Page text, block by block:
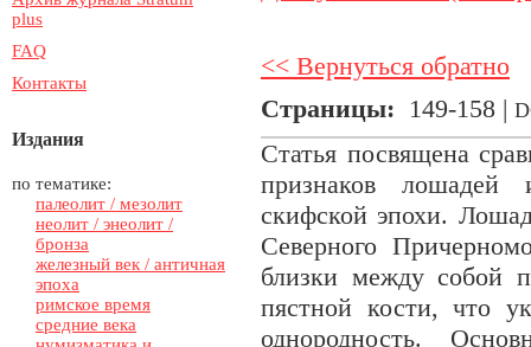
plus
FAQ
Контакты
Издания
по тематике:
палеолит / мезолит
неолит / энеолит /
бронза
железный век / античная
эпоха
римское время
средние века
<< Вернуться обратно
Страницы: 149-158 |
Статья посвящена
признаков лошадей
скифской эпохи.
Северного
близки между собой
пястной кости, что
однородность.